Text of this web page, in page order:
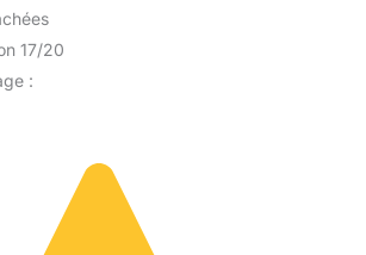
17/20
: